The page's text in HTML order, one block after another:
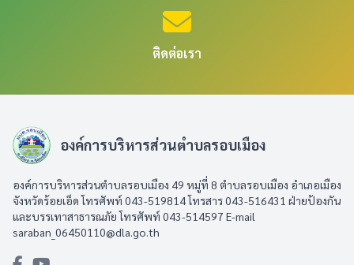
ติดต่อเรา
องค์การบริหารส่วนตำบลรอบเมือง
องค์การบริหารส่วนตำบลรอบเมือง 49 หมู่ที่ 8 ตำบลรอบเมือง อำเภอเมือง
จังหวัดร้อยเอ็ด โทรศัพท์ 043-519814 โทรสาร 043-516431​ ฝ่ายป้องกัน
และบรรเทาสาธารณภัย โทรศัพท์ 043-514597 E-mail
saraban_06450110@dla.go.th